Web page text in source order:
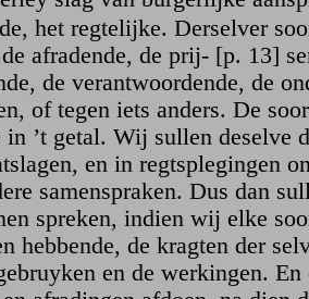
het regtelijke. Derselver
afradende, de prij- [p. 13]
de verantwoordende, de
of tegen iets anders. De
’t getal. Wij sullen deselve
en in regtsplegingen
samenspraken. Dus dan
spreken, indien wij elke
hebbende, de kragten der
en de werkingen.